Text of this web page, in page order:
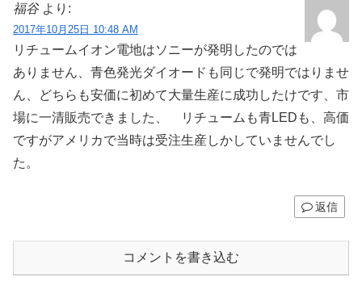
福谷 より:
2017年10月25日 10:48 AM
リチュームイオン電地はソニーが発明したのでは
ありません、青色発光ダイオードも同じで発明ではりませ
ん、どちらも安価に初めて大量生産に成功したけです、市
場に一清販売できました、 リチュームも青LEDも、高価
ですがアメリカで当時は受注生産しかしていませんでし
た。
返信
コメントを書き込む